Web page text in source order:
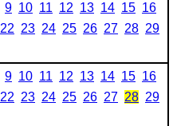
9 10 11 12 13 14 15 16
22 23 24 25 26 27 28 29
9 10 11 12 13 14 15 16
22 23 24 25 26 27 28 29